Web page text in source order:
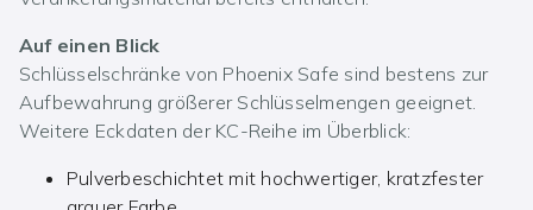
Auf einen Blick
Schlüsselschränke von Phoenix Safe sind bestens zur
Aufbewahrung größerer Schlüsselmengen geeignet.
Weitere Eckdaten der KC-Reihe im Überblick:
Pulverbeschichtet mit hochwertiger, kratzfester